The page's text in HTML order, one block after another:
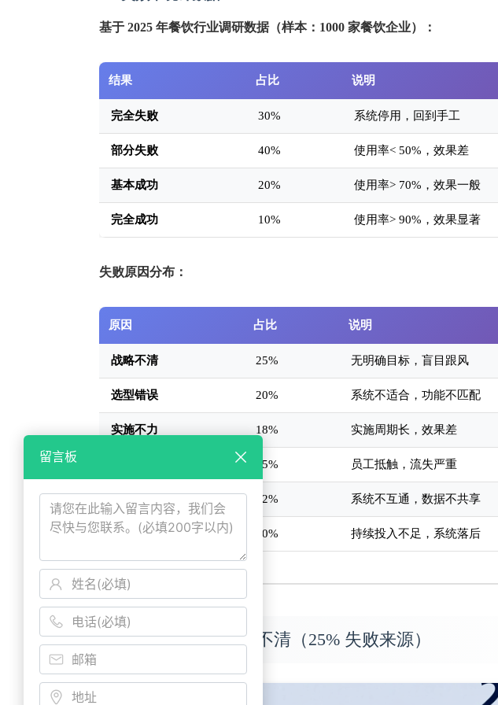
基于 2025 年餐饮行业调研数据（样本：1000 家餐饮企业）：
结果 占比 说明
完全失败 30% 系统停用，回到手工
部分失败 40% 使用率< 50%，效果差
基本成功 20% 使用率> 70%，效果一般
完全成功 10% 使用率> 90%，效果显著
失败原因分布：
原因 占比 说明
战略不清 25% 无明确目标，盲目跟风
选型错误 20% 系统不适合，功能不匹配
实施不力 18% 实施周期长，效果差
15% 员工抵触，流失严重
数据孤岛 12% 系统不互通，数据不共享
投入不足 10% 持续投入不足，系统落后
二、原因一：战略不清（25% 失败来源）
留言板